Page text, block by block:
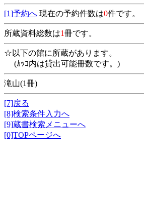
[1]予約へ 現在の予約件数は0件です。
所蔵資料総数は1冊です。
☆以下の館に所蔵があります。
(ｶｯｺ内は貸出可能冊数です。)
滝山(1冊)
[7]戻る
[8]検索条件入力へ
[9]蔵書検索メニューへ
[0]TOPページへ